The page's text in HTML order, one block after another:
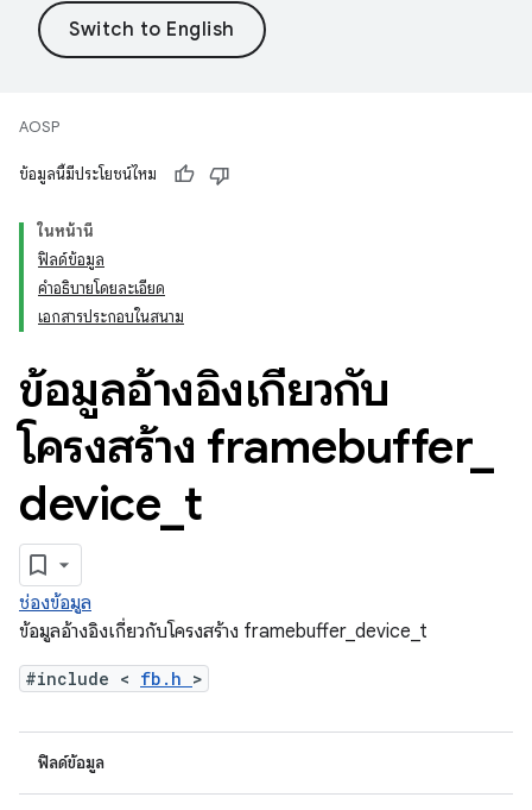
AOSP
ข้อมูลนี้มีประโยชน์ไหม
ในหน้านี้
ฟิลด์ข้อมูล
คำอธิบายโดยละเอียด
เอกสารประกอบในสนาม
ข้อมูลอ้างอิงเกี่ยวกับ
โครงสร้าง framebuffer_
device t
ช่องข้อมูล
ข้อมูลอ้างอิงเกี่ยวกับโครงสร้าง framebuffer_device_t
#include < fb.h >
ฟิลด์ข้อมูล